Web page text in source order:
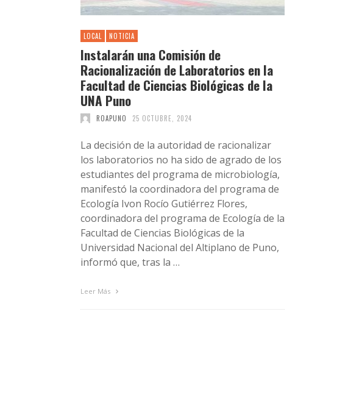
LOCAL NOTICIA
Instalarán una Comisión de
Racionalización de Laboratorios en la
Facultad de Ciencias Biológicas de la
UNA Puno
ROAPUNO 25 OCTUBRE, 2024
La decisión de la autoridad de racionalizar
los laboratorios no ha sido de agrado de los
estudiantes del programa de microbiología,
manifestó la coordinadora del programa de
Ecología Ivon Rocío Gutiérrez Flores,
coordinadora del programa de Ecología de la
Facultad de Ciencias Biológicas de la
Universidad Nacional del Altiplano de Puno,
informó que, tras la …
Leer Más